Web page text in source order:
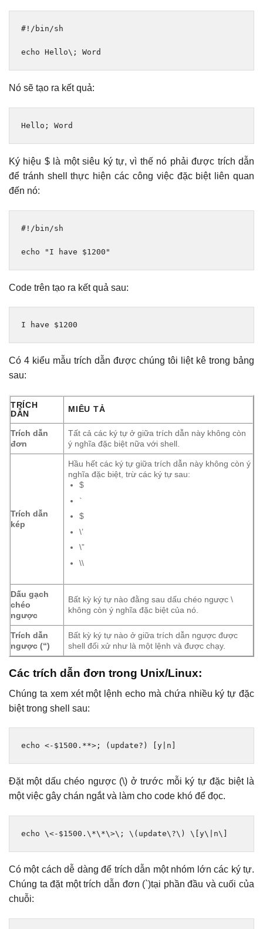
#!/bin/sh
echo Hello\; Word
Nó sẽ tạo ra kết quả:
Hello ; Word
Ký hiệu $ là một siêu ký tự, vì thế nó phải được trích dẫn
để tránh shell thực hiện các công việc đặc biệt liên quan
đến nó:
#!/bin/sh
echo "I have $1200"
Code trên tạo ra kết quả sau:
I have $1200
Có 4 kiểu mẫu trích dẫn được chúng tôi liệt kê trong bảng
sau:
TRÍCH
DẪN
MIÊU TẢ
Trích dẫn
đơn
Tất cả các ký tự ở giữa trích dẫn này không còn
ý nghĩa đặc biệt nữa với shell.
Trích dẫn
kép
Hầu hết các ký tự giữa trích dẫn này không còn ý
nghĩa đặc biệt, trừ các ký tự sau:
$
`
$
\’
\”
\\
Dấu gạch
chéo
ngược
Bất kỳ ký tự nào đằng sau dấu chéo ngược \
không còn ý nghĩa đặc biệt của nó.
Trích dẫn
ngược (“)
Bất kỳ ký tự nào ở giữa trích dẫn ngược được
shell đối xử như là một lệnh và được chạy.
Các trích dẫn đơn trong Unix/Linux:
Chúng ta xem xét một lệnh echo mà chứa nhiều ký tự đặc
biệt trong shell sau:
echo <- $1500 .**>; ( update?) y n
Đặt một dấu chéo ngược (\) ở trước mỗi ký tự đặc biệt là
một việc gây chán ngắt và làm cho code khó để đọc.
echo \<- $1500 . \*\*\>\; \(update\?\) \[y\|n\]
Có một cách dễ dàng để trích dẫn một nhóm lớn các ký tự.
Chúng ta đặt một trích dẫn đơn (`)tại phần đầu và cuối của
chuỗi: